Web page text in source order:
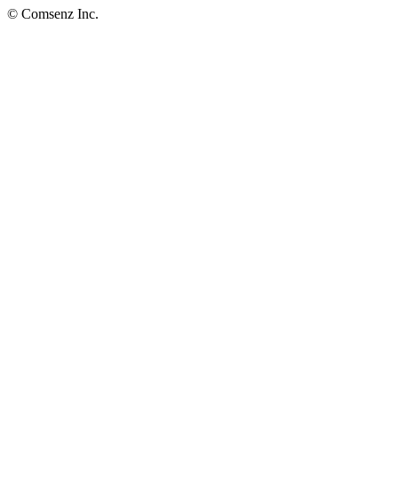
© Comsenz Inc.